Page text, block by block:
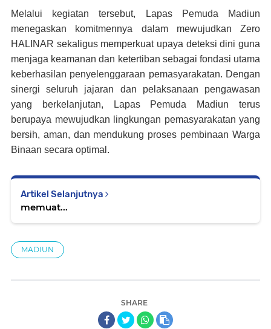
Melalui kegiatan tersebut, Lapas Pemuda Madiun
menegaskan komitmennya dalam mewujudkan Zero
HALINAR sekaligus memperkuat upaya deteksi dini guna
menjaga keamanan dan ketertiban sebagai fondasi utama
keberhasilan penyelenggaraan pemasyarakatan. Dengan
sinergi seluruh jajaran dan pelaksanaan pengawasan
yang berkelanjutan, Lapas Pemuda Madiun terus
berupaya mewujudkan lingkungan pemasyarakatan yang
bersih, aman, dan mendukung proses pembinaan Warga
Binaan secara optimal.
Artikel Selanjutnya
memuat...
MADIUN
SHARE